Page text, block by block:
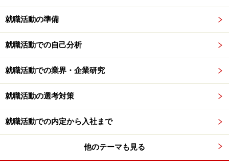
に渡ってプロを目指すという選択を中学生で決断した矢
野さん。その事実だけを見ると無謀で非現実的な道を進
んだ印象をうけるかも知れない。しかし、後から実は非
常に現実的な判断をする人だということがわかってく
る。そんな一面は次のエピソードからも垣間見られるだ
矢野：これだ、と思ってイタリアには行くんですが、実
「Ciao（こんにちは）」、「Grazie（ありがとう）」そ
れから「Mi sento male」。この言葉はイタリア語で「体
就職活動の準備
就職活動での自己分析
就職活動での業界・企業研究
就職活動の選考対策
就職活動での内定から入社まで
他のテーマも見る